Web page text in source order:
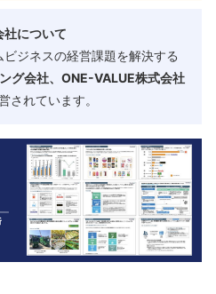
社について
ジネスの経営課題を解決する
グ会社、ONE-VALUE株式会社
されています。